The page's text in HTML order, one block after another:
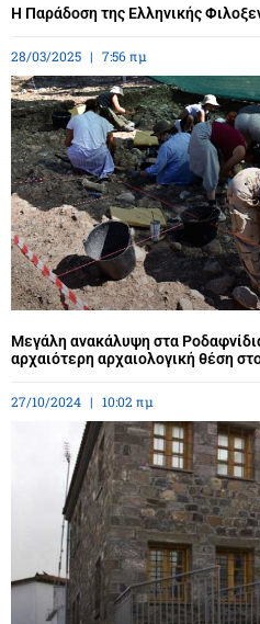
Η Παράδοση της Ελληνικής
28/03/2025 7:56 πμ
Μεγάλη ανακάλυψη στα
αρχαιότερη αρχαιολογική θέση
27/10/2024 10:02 πμ